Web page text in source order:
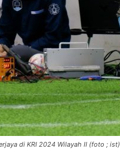
di KRI 2024 Wilayah II (foto ; ist)